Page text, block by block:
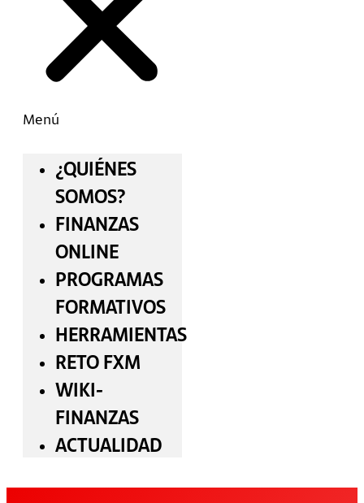
Menú
¿QUIÉNES
SOMOS?
FINANZAS
ONLINE
PROGRAMAS
FORMATIVOS
HERRAMIENTAS
RETO FXM
WIKI-
FINANZAS
ACTUALIDAD